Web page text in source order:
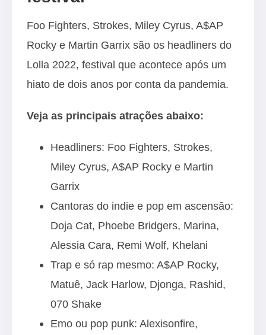
Foo Fighters, Strokes, Miley Cyrus, A$AP
Rocky e Martin Garrix são os headliners do
Lolla 2022, festival que acontece após um
hiato de dois anos por conta da pandemia.
Veja as principais atrações abaixo:
Headliners: Foo Fighters, Strokes,
Miley Cyrus, A$AP Rocky e Martin
Garrix
Cantoras do indie e pop em ascensão:
Doja Cat, Phoebe Bridgers, Marina,
Alessia Cara, Remi Wolf, Khelani
Trap e só rap mesmo: A$AP Rocky,
Matuê, Jack Harlow, Djonga, Rashid,
070 Shake
Emo ou pop punk: Alexisonfire,